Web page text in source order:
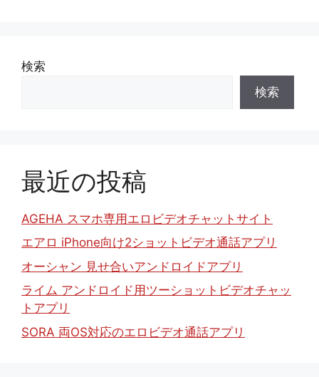
検索
検索
最近の投稿
AGEHA スマホ専用エロビデオチャットサイト
エアロ iPhone向け2ショットビデオ通話アプリ
オーシャン 見せ合いアンドロイドアプリ
ライム アンドロイド用ツーショットビデオチャッ
トアプリ
SORA 両OS対応のエロビデオ通話アプリ